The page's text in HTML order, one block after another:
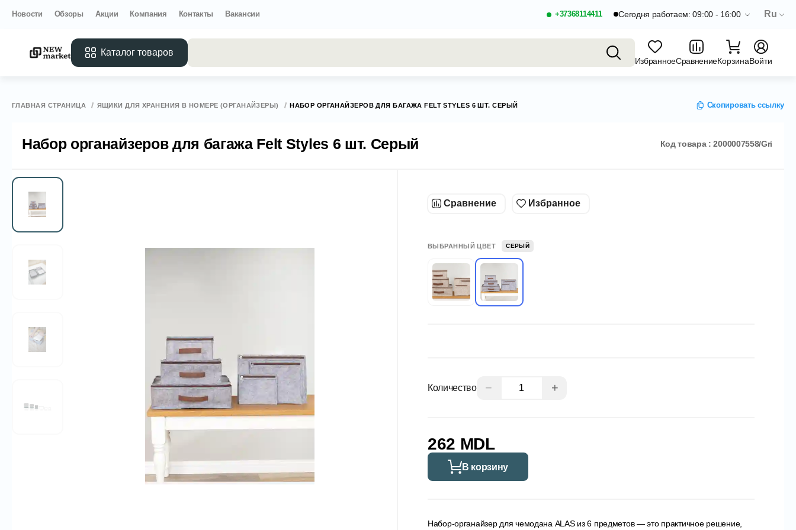
Новости Обзоры Акции Компания Контакты Вакансии +37368114411 Сегодня работаем: 09:00 - 16:00 Ru
Каталог товаров
ИзбранноеСравнениеКорзинаВойти
ГЛАВНАЯ СТРАНИЦА ЯЩИКИ ДЛЯ ХРАНЕНИЯ В НОМЕРЕ (ОРГАНАЙЗЕРЫ) НАБОР ОРГАНАЙЗЕРОВ ДЛЯ БАГАЖА FELT STYLES 6 ШТ. СЕРЫЙ Скопировать ссылку
Набор органайзеров для багажа Felt Styles 6 шт. Серый Код товара : 2000007558/Gri
Сравнение Избранное
ВЫБРАННЫЙ ЦВЕТ СЕРЫЙ
Количество − +
262 MDL
В корзину
Набор-органайзер для чемодана ALAS из 6 предметов — это практичное решение,